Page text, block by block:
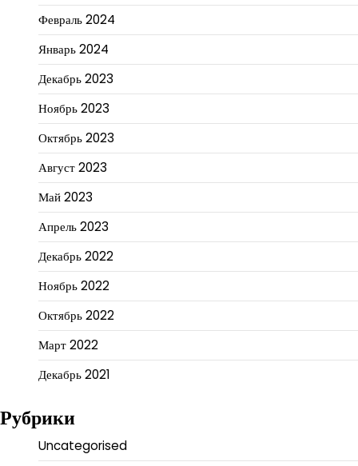
Февраль 2024
Январь 2024
Декабрь 2023
Ноябрь 2023
Октябрь 2023
Август 2023
Май 2023
Апрель 2023
Декабрь 2022
Ноябрь 2022
Октябрь 2022
Март 2022
Декабрь 2021
Рубрики
Uncategorised